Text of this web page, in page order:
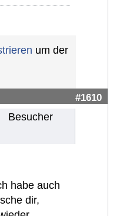
um der
#1610
Besucher
habe auch
dir,